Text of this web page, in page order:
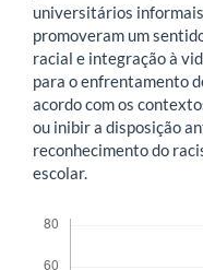
universitários
promoveram um
racial e integração à
para o enfrentamento
acordo com os
ou inibir a disposição
reconhecimento do
escolar.